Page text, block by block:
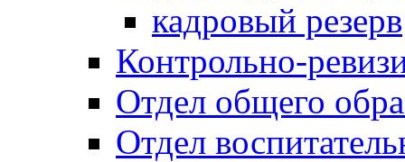
кадровый резерв
Контрольно-
Отдел общего
Отдел